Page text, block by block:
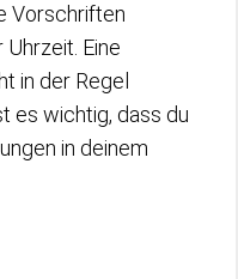
Vorschriften
Eine
in der Regel
es wichtig, dass du
in deinem